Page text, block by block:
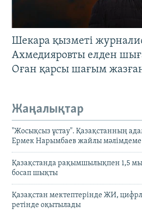
Шекара қызметі
Ахмедияровты елден
Оған қарсы шағым
Жаңалықтар
"Жосықсыз ұстау". Қазақстанның
Ермек Нарымбаев жайлы
Қазақстанда рақымшылықпен 1,5
босап шықты
Қазақстан мектептерінде ЖИ,
ретінде оқытылады